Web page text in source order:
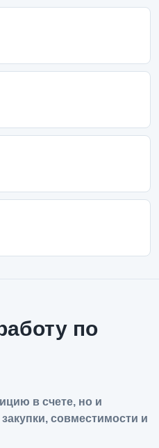
по
в счете, но и
совместимости и